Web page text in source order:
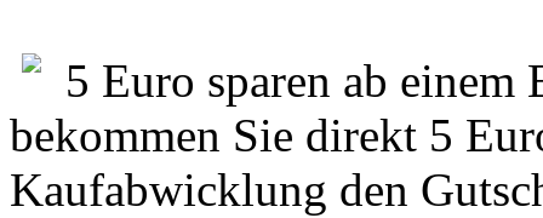
5 Euro sparen ab
bekommen Sie direkt 5
Kaufabwicklung den